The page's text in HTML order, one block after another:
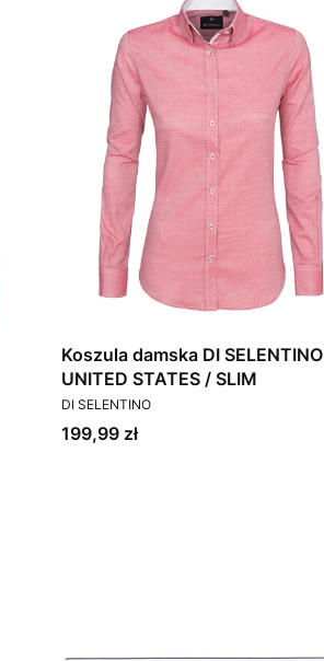
Koszula damska DI SELENTINO
UNITED STATES / SLIM
PRODUCENT
DI SELENTINO
Cena
199,99 zł